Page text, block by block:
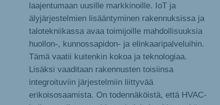
laajentumaan uusille markkinoille. IoT ja
älyjärjestelmien lisääntyminen rakennuksissa ja
talotekniikassa avaa toimijoille mahdollisuuksia
huollon-, kunnossapidon- ja elinkaaripalveluihin.
Tämä vaatii kuitenkin kokoa ja teknologiaa.
Lisäksi vaaditaan rakennusten toisiinsa
integroituviin järjestelmiin liittyvää
erikoisosaamista. On todennäköistä, että HVAC-